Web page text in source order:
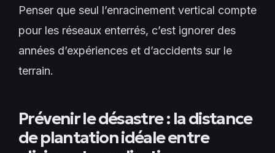
Penser que seul l’enracinement vertical compte
pour les réseaux enterrés, c’est ignorer des
années d’expériences et d’accidents sur le
terrain.
Prévenir le désastre : la distance
de plantation idéale entre